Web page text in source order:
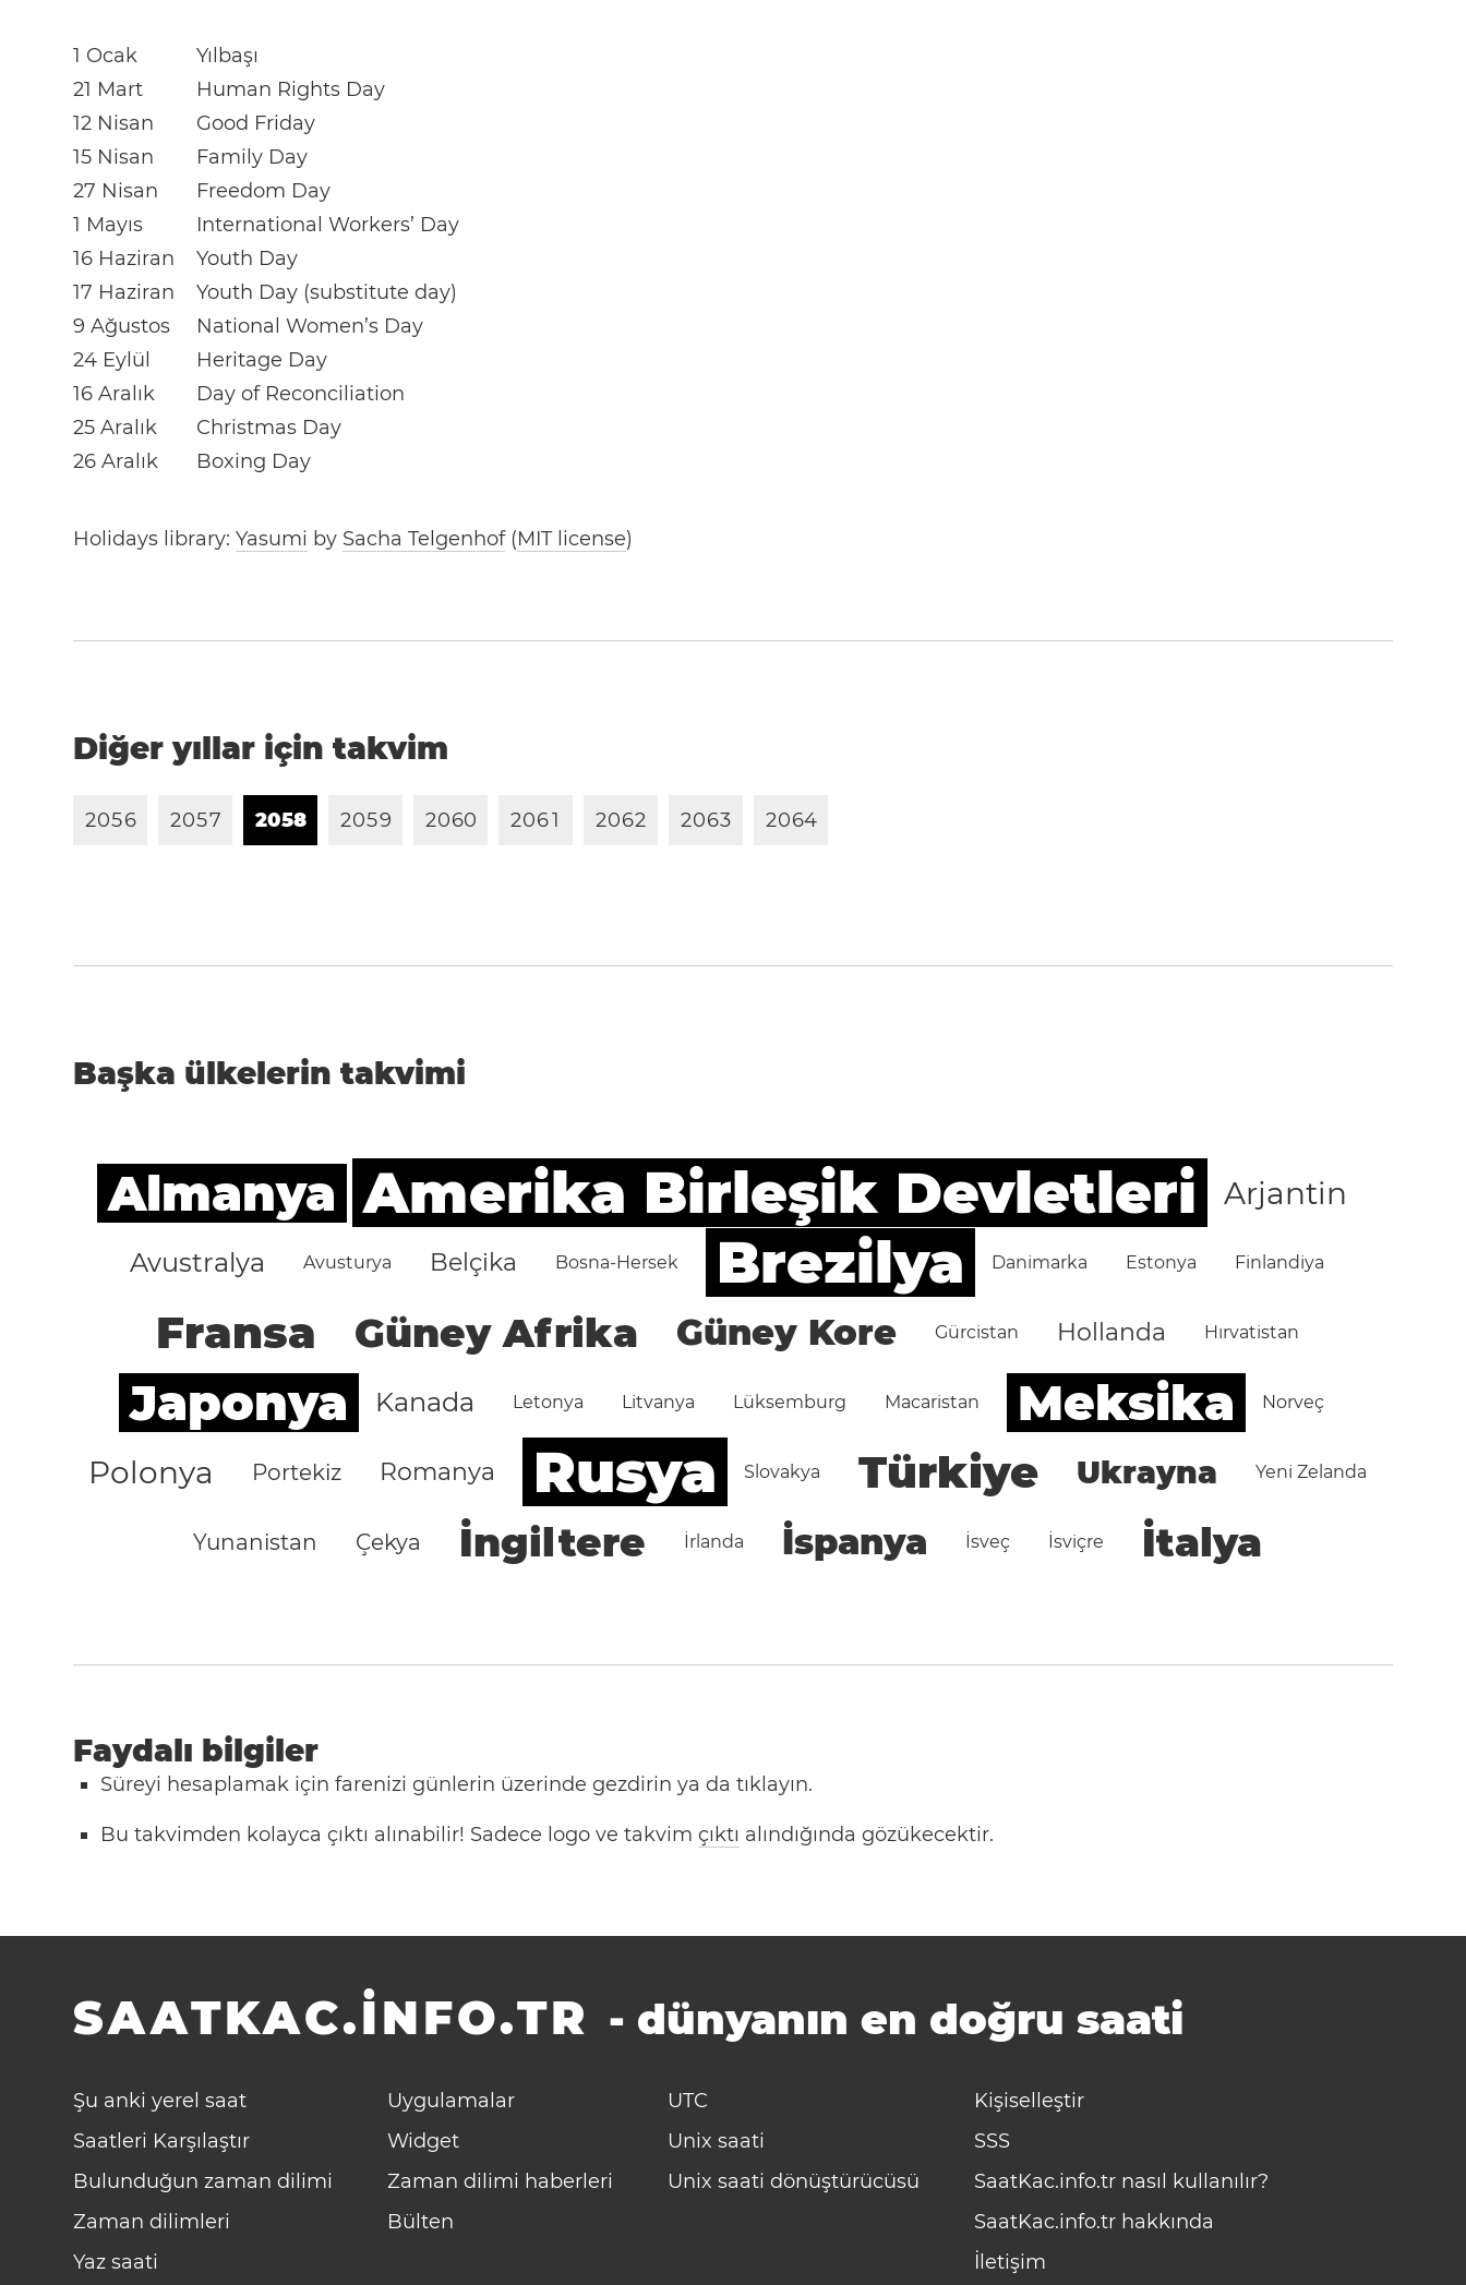
1 Ocak
Yılbaşı
21 Mart
Human Rights Day
12 Nisan
Good Friday
15 Nisan
Family Day
27 Nisan
Freedom Day
1 Mayıs
International Workers’ Day
16 Haziran
Youth Day
17 Haziran
Youth Day (substitute day)
9 Ağustos
National Women’s Day
24 Eylül
Heritage Day
16 Aralık
Day of Reconciliation
25 Aralık
Christmas Day
26 Aralık
Boxing Day
Holidays library:Yasumi by Sacha Telgenhof(MIT license)
Diğer yıllar için takvim
2056 2057 2058 2059 2060 2061 2062 2063 2064
Başka ülkelerin takvimi
Almanya Amerika Birleşik Devletleri Arjantin
Avustralya Avusturya Belçika Bosna-Hersek Brezilya Danimarka Estonya Finlandiya
Fransa Güney Afrika Güney Kore Gürcistan Hollanda Hırvatistan
Japonya Kanada Letonya Litvanya Lüksemburg Macaristan Meksika Norveç
Polonya Portekiz Romanya Rusya Slovakya Türkiye Ukrayna Yeni Zelanda
Yunanistan Çekya İngiltere İrlanda İspanya İsveç İsviçre İtalya
Faydalı bilgiler
Süreyi hesaplamak için farenizi günlerin üzerinde gezdirin ya da tıklayın.
Bu takvimden kolayca çıktı alınabilir! Sadece logo ve takvimçıktı alındığında gözükecektir.
SAATKAC.INFO.TR - dünyanın en doğru saati
Şu anki yerel saat
Saatleri Karşılaştır
Bulunduğun zaman dilimi
Zaman dilimleri
Yaz saati
Uygulamalar
Widget
Zaman dilimi haberleri
Bülten
UTC
Unix saati
Unix saati dönüştürücüsü
Kişiselleştir
SSS
SaatKac.info.tr nasıl kullanılır?
SaatKac.info.tr hakkında
İletişim